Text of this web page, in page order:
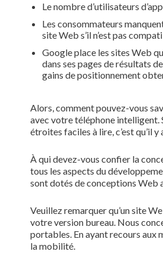
Le nombre d’utilisateurs
Les consommateurs
site Web s’il n’est pas
Google place les sites Web
dans ses pages de résultats
gains de positionnement
Alors, comment pouvez-vous
avec votre téléphone intelligent.
étroites faciles à lire, c’est qu’il
À qui devez-vous confier la
tous les aspects du
sont dotés de conceptions Web
Veuillez remarquer qu’un site
votre version bureau. Nous
portables. En ayant recours aux
la mobilité.